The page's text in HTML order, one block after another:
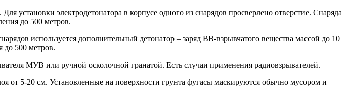
установки электродетонатора в корпусе одного из снарядов просверлено отверстие. Снаряда
до 500 метров.
используется дополнительный детонатор – заряд ВВ-взрывчатого вещества массой до 10
до 500 метров.
МУВ или ручной осколочной гранатой. Есть случаи применения радиовзрывателей.
от 5-20 см. Установленные на поверхности грунта фугасы маскируются обычно мусором и